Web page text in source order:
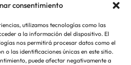
consentimiento
utilizamos tecnologías como las
a la información del dispositivo. El
nos permitirá procesar datos como el
o las identificaciones únicas en este sitio.
puede afectar negativamente a